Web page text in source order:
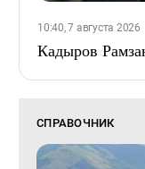
10:40, 7 августа 2026
Кадыров
СПРАВОЧНИК